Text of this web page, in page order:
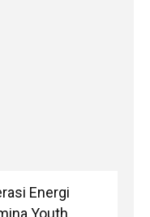
Energi
Youth